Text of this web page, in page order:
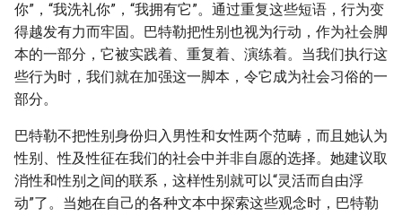
你”，“我洗礼你”，“我拥有它”。通过重复这些短语，行为变
得越发有力而牢固。巴特勒把性别也视为行动，作为社会脚
本的一部分，它被实践着、重复着、演练着。当我们执行这
些行为时，我们就在加强这一脚本，令它成为社会习俗的一
部分。
巴特勒不把性别身份归入男性和女性两个范畴，而且她认为
性别、性及性征在我们的社会中并非自愿的选择。她建议取
消性和性别之间的联系，这样性别就可以“灵活而自由浮
动”了。当她在自己的各种文本中探索这些观念时，巴特勒